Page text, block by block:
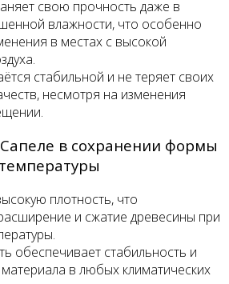
свою прочность даже в
влажности, что особенно
в местах с высокой
стабильной и не теряет своих
несмотря на изменения
в сохранении формы
плотность, что
и сжатие древесины при
обеспечивает стабильность и
в любых климатических